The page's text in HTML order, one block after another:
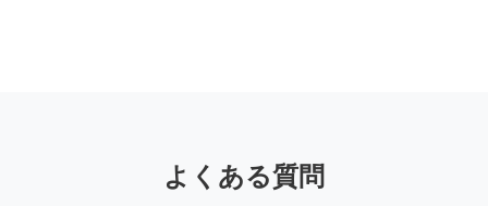
よくある質問